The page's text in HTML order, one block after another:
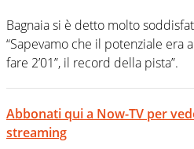
Bagnaia si è detto molto
“Sapevamo che il potenziale era
fare 2’01”, il record della pista”.
Abbonati qui a Now-TV per
streaming